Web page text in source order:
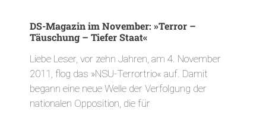
DS-Magazin im November: »Terror –
Täuschung – Tiefer Staat«
Liebe Leser, vor zehn Jahren, am 4. November
2011, flog das »NSU-Terrortrio« auf. Damit
begann eine neue Welle der Verfolgung der
nationalen Opposition, die für